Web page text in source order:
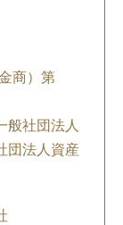
商）第
般社団法人
団法人資産